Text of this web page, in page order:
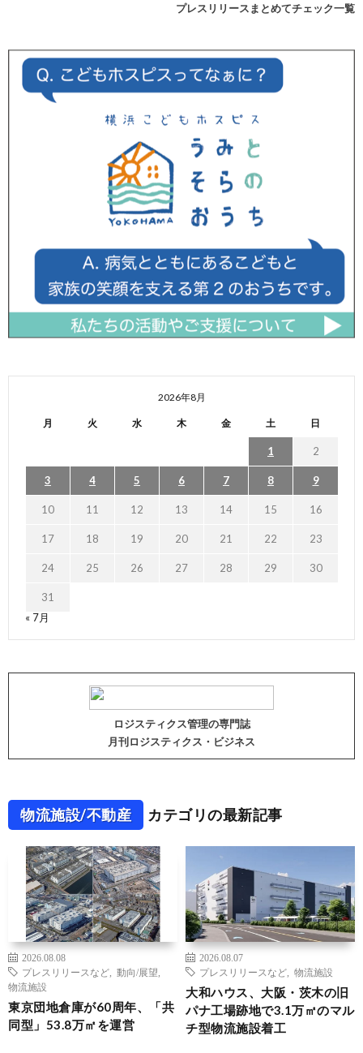
プレスリリースまとめてチェック一覧
2026年8月
月 火 水 木 金 土 日
1 2
3 4 5 6 7 8 9
10 11 12 13 14 15 16
17 18 19 20 21 22 23
24 25 26 27 28 29 30
31
« 7月
ロジスティクス管理の専門誌
月刊ロジスティクス・ビジネス
物流施設/不動産 カテゴリの最新記事
2026.08.08
プレスリリースなど
動向/展望
物流施設
東京団地倉庫が60周年、「共
同型」53.8万㎡を運営
2026.08.07
プレスリリースなど
物流施設
大和ハウス、大阪・茨木の旧
パナ工場跡地で3.1万㎡のマル
チ型物流施設着工